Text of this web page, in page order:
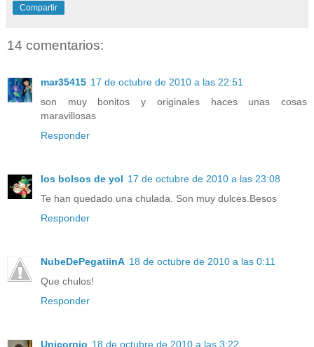
Compartir
14 comentarios:
mar35415 17 de octubre de 2010 a las 22:51
son muy bonitos y originales haces unas cosas
maravillosas
Responder
los bolsos de yol 17 de octubre de 2010 a las 23:08
Te han quedado una chulada. Son muy dulces.Besos
Responder
NubeDePegatiinA 18 de octubre de 2010 a las 0:11
Que chulos!
Responder
Unicornio 18 de octubre de 2010 a las 3:22